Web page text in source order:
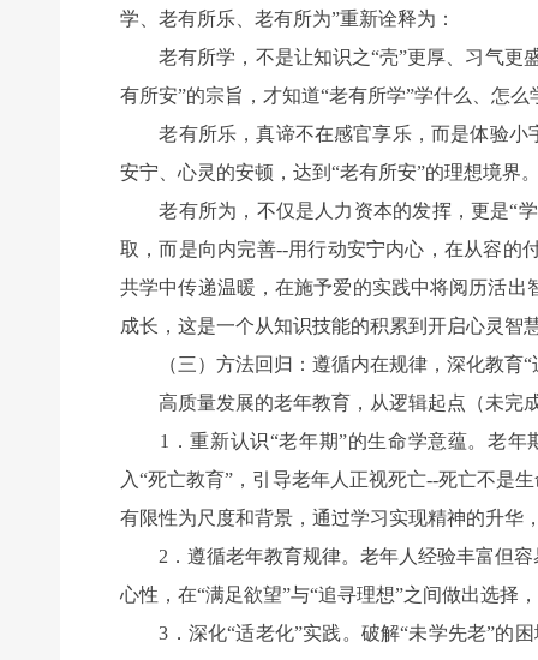
学、老有所乐、老有所为”重新诠释为：
老有所学，不是让知识之“壳”更厚、习气更盛
有所安”的宗旨，才知道“老有所学”学什么、怎
老有所乐，真谛不在感官享乐，而是体验小
安宁、心灵的安顿，达到“老有所安”的理想境界
老有所为，不仅是人力资本的发挥，更是“学
取，而是向内完善--用行动安宁内心，在从容的
共学中传递温暖，在施予爱的实践中将阅历活
成长，这是一个从知识技能的积累到开启心灵智
（三）方法回归：遵循内在规律，深化教育“
高质量发展的老年教育，从逻辑起点（未完成
1．重新认识“老年期”的生命学意蕴。老年
入“死亡教育”，引导老年人正视死亡--死亡不是
有限性为尺度和背景，通过学习实现精神的升华
2．遵循老年教育规律。老年人经验丰富但容
心性，在“满足欲望”与“追寻理想”之间做出选择
3．深化“适老化”实践。破解“未学先老”的困